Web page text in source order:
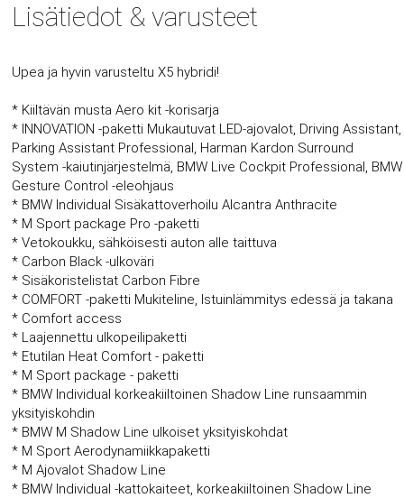
Lisätiedot & varusteet
Upea ja hyvin varusteltu X5 hybridi!
* Kiiltävän musta Aero kit -korisarja
* INNOVATION -paketti Mukautuvat LED-ajovalot, Driving Assistant,
Parking Assistant Professional, Harman Kardon Surround
System -kaiutinjärjestelmä, BMW Live Cockpit Professional, BMW
Gesture Control -eleohjaus
* BMW Individual Sisäkattoverhoilu Alcantra Anthracite
* M Sport package Pro -paketti
* Vetokoukku, sähköisesti auton alle taittuva
* Carbon Black -ulkoväri
* Sisäkoristelistat Carbon Fibre
* COMFORT -paketti Mukiteline, Istuinlämmitys edessä ja takana
* Comfort access
* Laajennettu ulkopeilipaketti
* Etutilan Heat Comfort - paketti
* M Sport package - paketti
* BMW Individual korkeakiiltoinen Shadow Line runsaammin
yksityiskohdin
* BMW M Shadow Line ulkoiset yksityiskohdat
* M Sport Aerodynamiikkapaketti
* M Ajovalot Shadow Line
* BMW Individual -kattokaiteet, korkeakiiltoinen Shadow Line